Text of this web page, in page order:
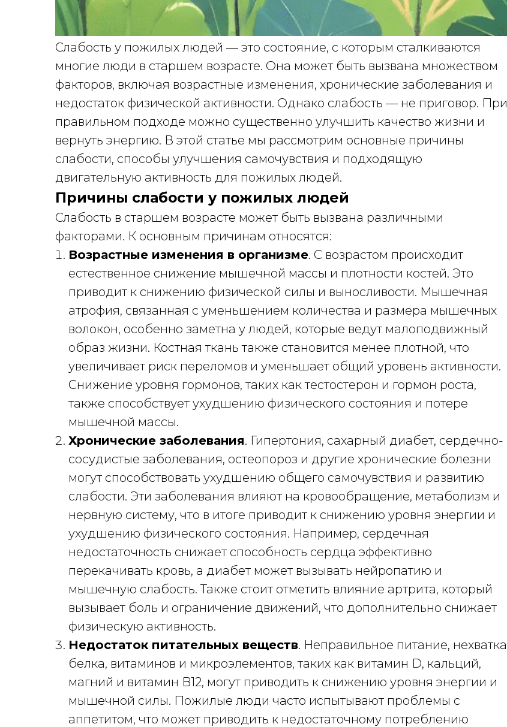
Слабость у пожилых людей — это состояние, с которым сталкиваются
многие люди в старшем возрасте. Она может быть вызвана множеством
факторов, включая возрастные изменения, хронические заболевания и
недостаток физической активности. Однако слабость — не приговор. При
правильном подходе можно существенно улучшить качество жизни и
вернуть энергию. В этой статье мы рассмотрим основные причины
слабости, способы улучшения самочувствия и подходящую
двигательную активность для пожилых людей.
Причины слабости у пожилых людей
Слабость в старшем возрасте может быть вызвана различными
факторами. К основным причинам относятся:
Возрастные изменения в организме. С возрастом происходит
естественное снижение мышечной массы и плотности костей. Это
приводит к снижению физической силы и выносливости. Мышечная
атрофия, связанная с уменьшением количества и размера мышечных
волокон, особенно заметна у людей, которые ведут малоподвижный
образ жизни. Костная ткань также становится менее плотной, что
увеличивает риск переломов и уменьшает общий уровень активности.
Снижение уровня гормонов, таких как тестостерон и гормон роста,
также способствует ухудшению физического состояния и потере
мышечной массы.
Хронические заболевания. Гипертония, сахарный диабет, сердечно-
сосудистые заболевания, остеопороз и другие хронические болезни
могут способствовать ухудшению общего самочувствия и развитию
слабости. Эти заболевания влияют на кровообращение, метаболизм и
нервную систему, что в итоге приводит к снижению уровня энергии и
ухудшению физического состояния. Например, сердечная
недостаточность снижает способность сердца эффективно
перекачивать кровь, а диабет может вызывать нейропатию и
мышечную слабость. Также стоит отметить влияние артрита, который
вызывает боль и ограничение движений, что дополнительно снижает
физическую активность.
Недостаток питательных веществ. Неправильное питание, нехватка
белка, витаминов и микроэлементов, таких как витамин D, кальций,
магний и витамин B12, могут приводить к снижению уровня энергии и
мышечной силы. Пожилые люди часто испытывают проблемы с
аппетитом, что может приводить к недостаточному потреблению